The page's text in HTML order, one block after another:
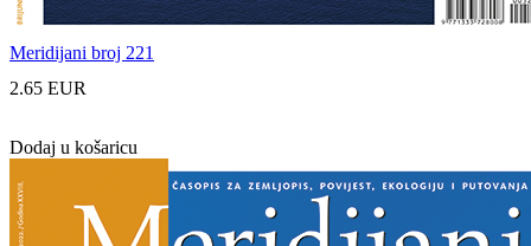
Meridijani broj 221
2.65 EUR
Dodaj u košaricu